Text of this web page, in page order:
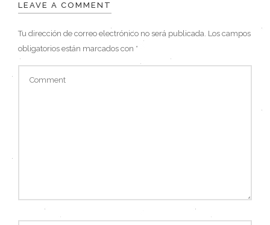
LEAVE A COMMENT
Tu dirección de correo electrónico no será publicada. Los campos
obligatorios están marcados con *